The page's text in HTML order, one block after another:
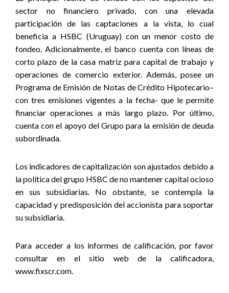
sector no financiero privado, con una elevada
participación de las captaciones a la vista, lo cual
beneficia a HSBC (Uruguay) con un menor costo de
fondeo. Adicionalmente, el banco cuenta con líneas de
corto plazo de la casa matriz para capital de trabajo y
operaciones de comercio exterior. Además, posee un
Programa de Emisión de Notas de Crédito Hipotecario–
con tres emisiones vigentes a la fecha- que le permite
financiar operaciones a más largo plazo. Por último,
cuenta con el apoyo del Grupo para la emisión de deuda
subordinada.
Los indicadores de capitalización son ajustados debido a
la política del grupo HSBC de no mantener capital ocioso
en sus subsidiarias. No obstante, se contempla la
capacidad y predisposición del accionista para soportar
su subsidiaria.
Para acceder a los informes de calificación, por favor
consultar en el sitio web de la calificadora,
www.fixscr.com.